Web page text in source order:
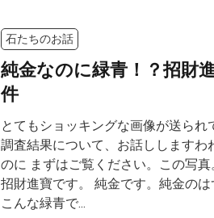
石たちのお話
純金なのに緑青！？招財
件
とてもショッキングな画像が送られ
調査結果について、お話ししますわ
のに まずはご覧ください。この写
招財進寶です。 純金です。純金の
こんな緑青で...